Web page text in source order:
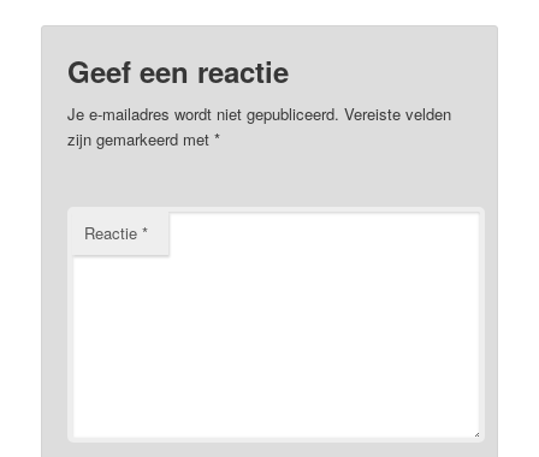
Geef een reactie
Je e-mailadres wordt niet gepubliceerd. Vereiste velden
zijn gemarkeerd met*
Reactie*